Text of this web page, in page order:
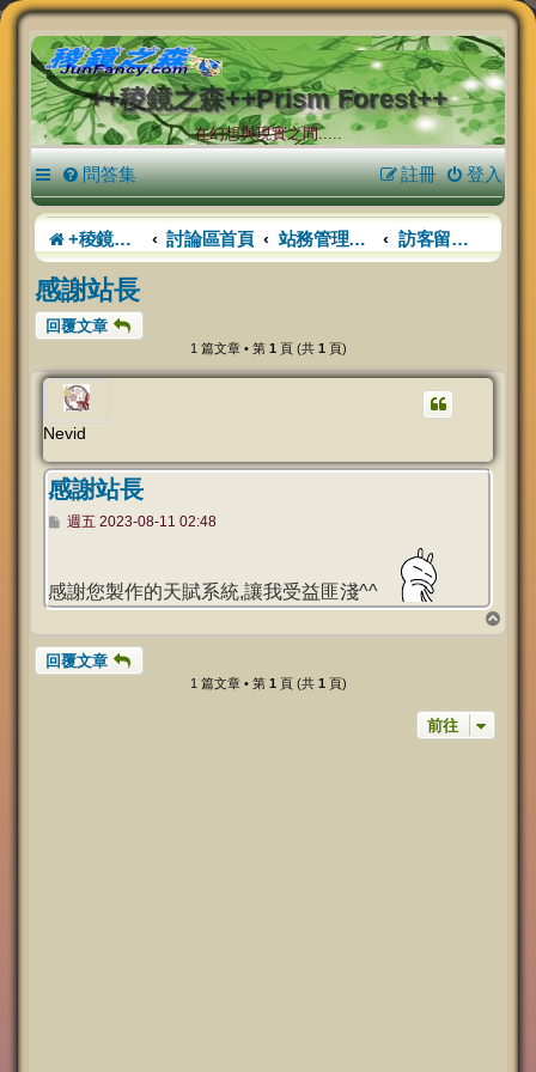
++稜鏡之森++Prism Forest++
在幻想與現實之間.....
問答集 登入
註冊
+稜鏡之森+ 討論區首頁 站務管理中心 訪客留言區（測試開放試行）
感謝站長
回覆文章
1 篇文章 • 第 1 頁 (共 1 頁)
Nevid
感謝站長
文
週五 2023-08-11 02:48
感謝您製作的天賦系統,讓我受益匪淺^^
回覆文章
1 篇文章 • 第 1 頁 (共 1 頁)
前往